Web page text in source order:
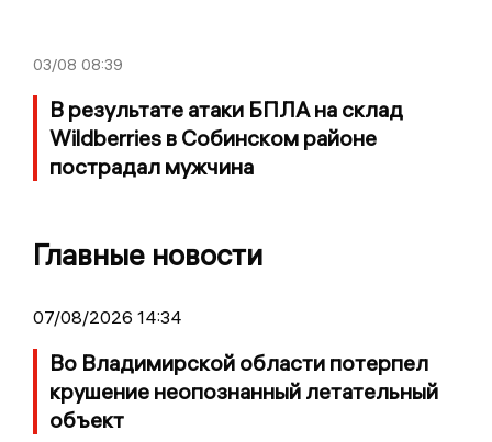
03/08 08:39
В результате атаки БПЛА на склад
Wildberries в Собинском районе
пострадал мужчина
Главные новости
07/08/2026 14:34
Во Владимирской области потерпел
крушение неопознанный летательный
объект